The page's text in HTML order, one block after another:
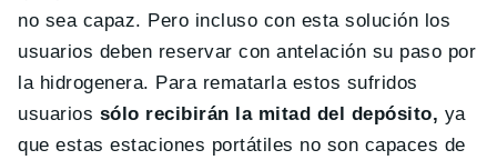
no sea capaz. Pero incluso con esta solución los
usuarios deben reservar con antelación su paso por
la hidrogenera. Para rematarla estos sufridos
usuarios sólo recibirán la mitad del depósito, ya
que estas estaciones portátiles no son capaces de